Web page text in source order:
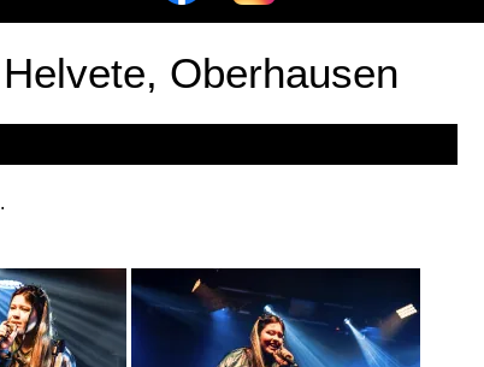
Oberhausen